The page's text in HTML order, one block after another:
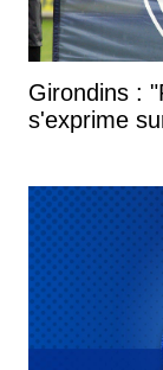
Girondins :
s'exprime